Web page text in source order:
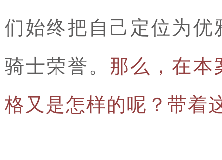
们始终把自己定位为
骑士荣誉。 那么，在本
格又是怎样的呢？带着